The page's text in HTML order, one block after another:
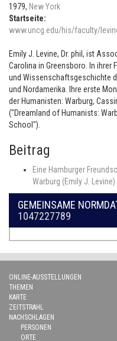
1979, New York
Startseite:
www.uncg.edu/his/faculty/
Emily J. Levine, Dr. phil, ist
Carolina in Greensboro. In
und Wissenschaftsgeschichte
und Nordamerika. Ihre erste
der Humanisten: Warburg,
("Dreamland of Humanists:
School").
Beitrag
Eine Hamburger
Warburg (Emily J. Levine)
GEMEINSAME
1047227789
ONLINE-AUSSTELLUNGEN
THEMEN
KARTE
ZEITSTRAHL
NACHSCHLAGEN
PERSONEN
ORTE